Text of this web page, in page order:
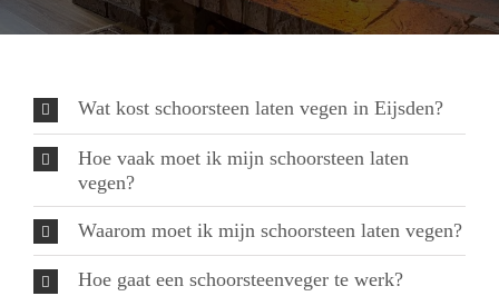
Wat kost schoorsteen laten vegen in Eijsden?
Hoe vaak moet ik mijn schoorsteen laten
vegen?
Waarom moet ik mijn schoorsteen laten vegen?
Hoe gaat een schoorsteenveger te werk?